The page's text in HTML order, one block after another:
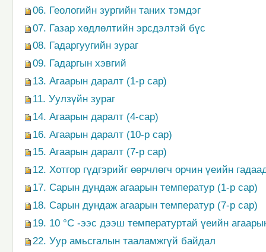
06. Геологийн зургийн таних тэмдэг
07. Газар хөдлөлтийн эрсдэлтэй бүс
08. Гадаргуугийн зураг
09. Гадаргын хэвгий
13. Агаарын даралт (1-р сар)
11. Уулзүйн зураг
14. Агаарын даралт (4-сар)
16. Агаарын даралт (10-р сар)
15. Агаарын даралт (7-р сар)
12. Хотгор гүдгэрийг өөрчлөгч орчин үеийн
17. Сарын дундаж агаарын температур (1-р сар)
18. Сарын дундаж агаарын температур (7-р сар)
19. 10 °С -ээс дээш температуртай үеийн
22. Уур амьсгалын тааламжгүй байдал